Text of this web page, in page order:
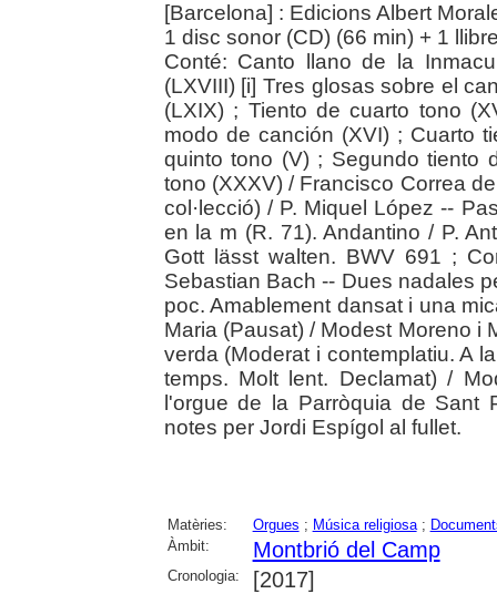
[Barcelona] : Edicions Albert
1 disc sonor (CD) (66 min) + 1
Conté: Canto llano de la
(LXVIII) [i] Tres glosas sobre el
(LXIX) ; Tiento de cuarto tono
modo de canción (XVI) ; Cuarto
quinto tono (V) ; Segundo tiento
tono (XXXV) / Francisco Correa
col·lecció) / P. Miquel López --
en la m (R. 71). Andantino / P.
Gott lässt walten. BWV 691 ;
Sebastian Bach -- Dues nadales
poc. Amablement dansat i una
Maria (Pausat) / Modest Moreno i
verda (Moderat i contemplatiu. A
temps. Molt lent. Declamat) /
l'orgue de la Parròquia de Sant
notes per Jordi Espígol al fullet.
Matèries: Orgues ; Música religiosa;
Àmbit:
Montbrió del Camp
Cronologia: [2017]